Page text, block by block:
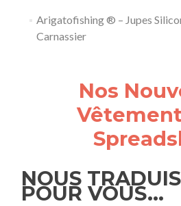
Arigatofishing ® – Jupes
Carnassier
Nos
NOUS
POUR VOUS…